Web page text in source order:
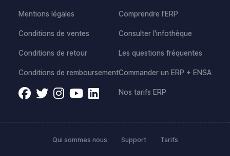
Mentions légales
Conditions de ventes
Conditions de retour
Conditions de remboursement
Comprendre l'ERP
Consulter l'infothèque
Les questions fréquentes
Commander un ERP + ENSA
Nos tarifs ERP
Qui sommes nous Support Tarifs